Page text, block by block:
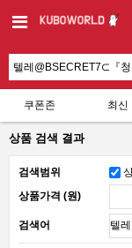
쿠폰존 최신
상품 검색 결과
검색범위
상품가격 (원)
검색어